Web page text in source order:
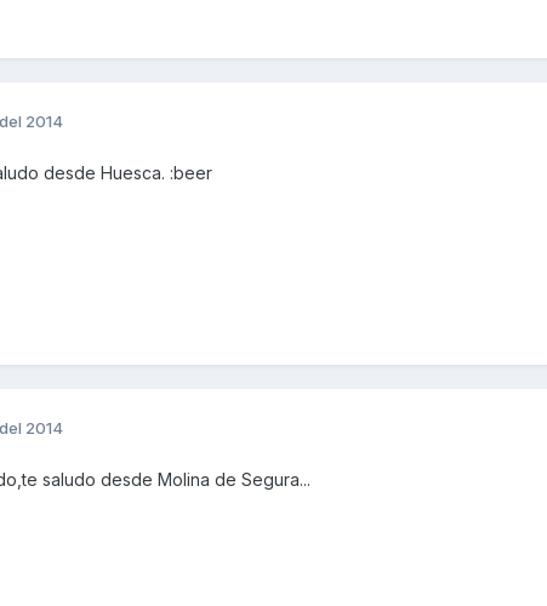
2014
desde Huesca. :beer
2014
saludo desde Molina de Segura...